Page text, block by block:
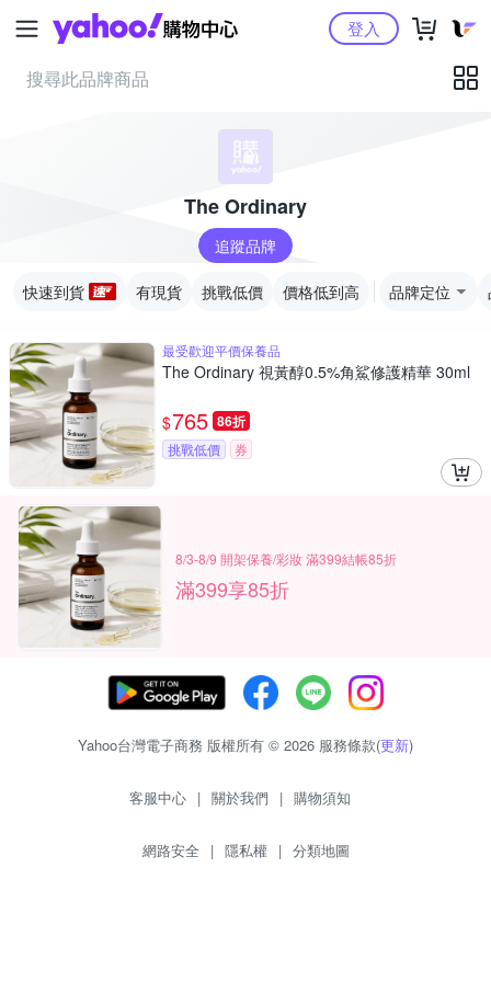
Yahoo購物中心登入
The Ordinary
追蹤品牌
快速到貨 有現貨 挑戰低價 價格低到高 品牌定位
最受歡迎平價保養品
The Ordinary 視黃醇0.5%角鯊修護精華 30ml
$765 86折
挑戰低價 券
8/3-8/9 開架保養/彩妝 滿399結帳85折
滿399享85折
Yahoo台灣電子商務 版權所有 © 2026 服務條款(更新)
客服中心 | 關於我們 | 購物須知
網路安全 | 隱私權 | 分類地圖